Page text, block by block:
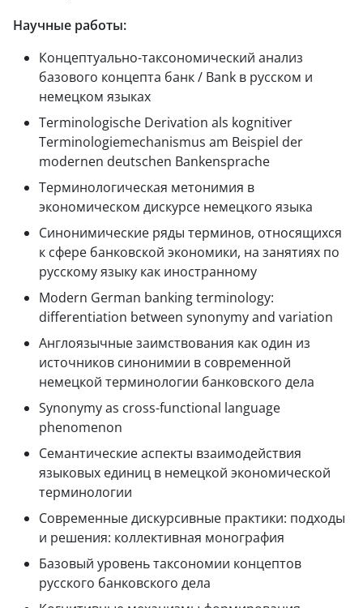
Научные работы:
Концептуально-таксономический анализ
базового концепта банк / Bank в русском и
немецком языках
Terminologische Derivation als kognitiver
Terminologiemechanismus am Beispiel der
modernen deutschen Bankensprache
Терминологическая метонимия в
экономическом дискурсе немецкого языка
Синонимические ряды терминов, относящихся
к сфере банковской экономики, на занятиях по
русскому языку как иностранному
Modern German banking terminology:
differentiation between synonymy and variation
Англоязычные заимствования как один из
источников синонимии в современной
немецкой терминологии банковского дела
Synonymy as cross-functional language
phenomenon
Семантические аспекты взаимодействия
языковых единиц в немецкой экономической
терминологии
Современные дискурсивные практики: подходы
и решения: коллективная монография
Базовый уровень таксономии концептов
русского банковского дела